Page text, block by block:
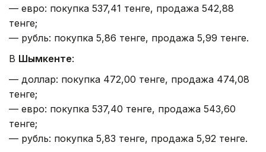
— евро: покупка 537,41 тенге, продажа 542,88
тенге;
— рубль: покупка 5,86 тенге, продажа 5,99 тенге.
В Шымкенте:
— доллар: покупка 472,00 тенге, продажа 474,08
тенге;
— евро: покупка 537,40 тенге, продажа 543,60
тенге;
— рубль: покупка 5,83 тенге, продажа 5,92 тенге.